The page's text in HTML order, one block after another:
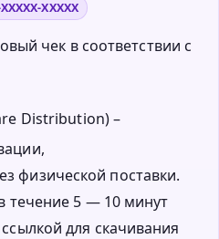
XXXXX
чек в соответствии с
Distribution) –
физической поставки.
течение 5 — 10 минут
для скачивания